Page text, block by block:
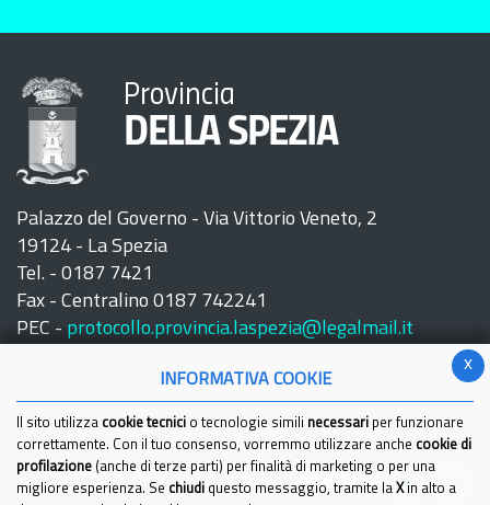
Provincia
DELLA SPEZIA
Palazzo del Governo - Via Vittorio Veneto, 2
19124 - La Spezia
Tel. - 0187 7421
Fax - Centralino 0187 742241
PEC - protocollo.provincia.laspezia@legalmail.it
Seguici su:
x
INFORMATIVA COOKIE
Il sito utilizza cookie tecnici o tecnologie simili necessari per funzionare
correttamente. Con il tuo consenso, vorremmo utilizzare anche cookie di
profilazione (anche di terze parti) per finalità di marketing o per una
migliore esperienza. Se chiudi questo messaggio, tramite la Xin alto a